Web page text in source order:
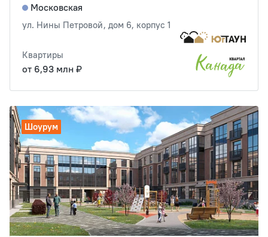
Московская
ул. Нины Петровой, дом 6, корпус 1
Квартиры
от 6,93 млн ₽
Шоурум